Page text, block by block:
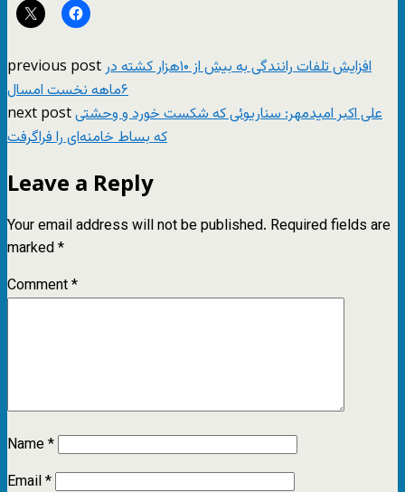
previous post افزایش تلفات رانندگی به بیش از ۱۰هزار کشته در
۶ماهه نخست امسال
next postعلی اکبر امیدمهر: سناریوئی که شکست خورد و وحشتی
که بساط خامنه‌ای را فراگرفت
Leave a Reply
Your email address will not be published. Required fields are
marked*
Comment*
Name*
Email*